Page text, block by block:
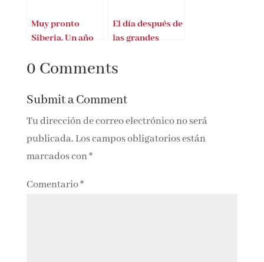
Muy pronto
Siberia. Un año
El día después de
las grandes
historia
0 Comments
Submit a Comment
Tu dirección de correo electrónico no será
publicada.Los campos obligatorios están
marcados con*
Comentario*